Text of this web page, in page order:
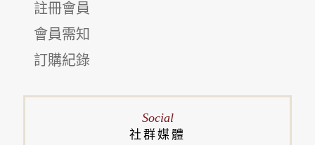
註冊會員
會員需知
訂購紀錄
Social
社群媒體